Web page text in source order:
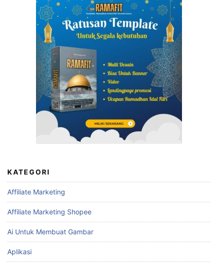
KATEGORI
Affiliate Marketing
Affiliate Marketing Shopee
Ai Untuk Membuat Gambar
Aplikasi